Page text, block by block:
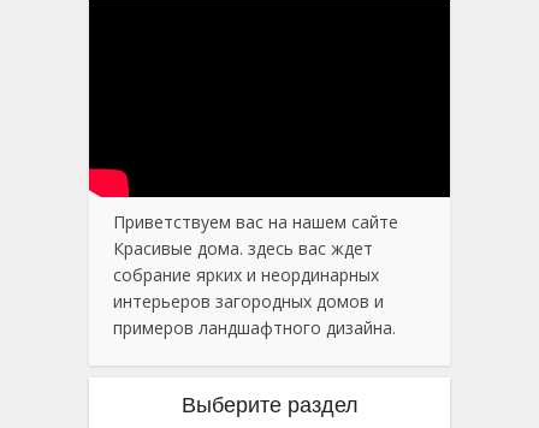
Приветствуем вас на нашем сайте
Красивые дома. здесь вас ждет
собрание ярких и неординарных
интерьеров загородных домов и
примеров ландшафтного дизайна.
Выберите раздел